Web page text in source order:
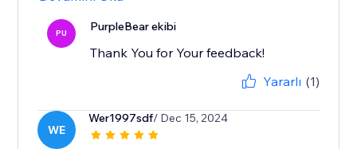
PU PurpleBear ekibi
Thank You for Your feedback!
Yararlı (1)
WE
Wer1997sdf/ Dec 15, 2024